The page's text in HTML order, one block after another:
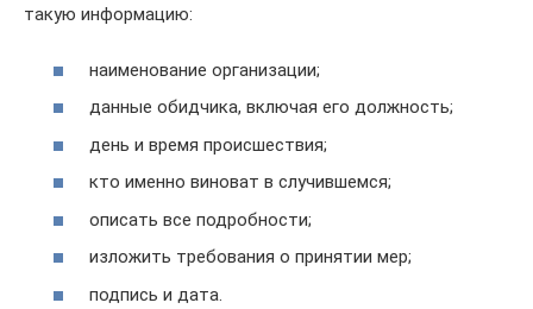
такую информацию:
наименование организации;
данные обидчика, включая его должность;
день и время происшествия;
кто именно виноват в случившемся;
описать все подробности;
изложить требования о принятии мер;
подпись и дата.